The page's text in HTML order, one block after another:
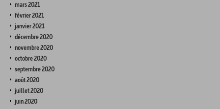
mars 2021
février 2021
janvier 2021
décembre 2020
novembre 2020
octobre 2020
septembre 2020
août 2020
juillet 2020
juin 2020